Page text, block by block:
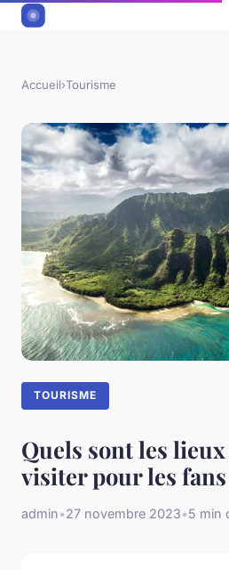
Accueil›Tourisme
TOURISME
Quels sont les
visiter pour les
admin•27 novembre 2023•5 min